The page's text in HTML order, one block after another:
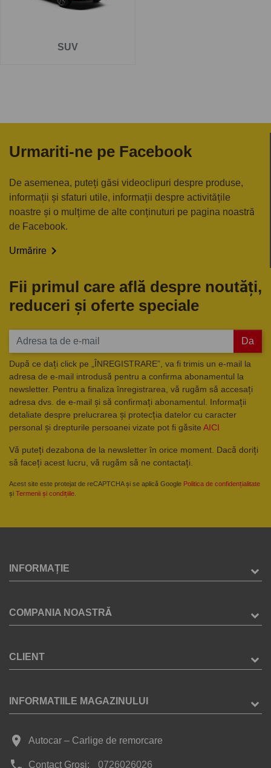
anticorozivă și sunt cu
alege instalația electrică în funcție de ceea ce ați dori să
SUV
Urmariti-ne pe Facebook
De asemenea, puteți găsi videoclipuri despre produse,
informații și sfaturi utile, informații despre activitățile
noastre și o mulțime de alte conținuturi pe pagina noastră
de Facebook.
Urmărire 
Fii primul care află despre noutăți,
reduceri și oferte speciale
Da
După ce dați click pe „ÎNREGISTRARE”, va fi trimis un e-mail la
adresa de e-mail introdusă pentru a confirma abonamentul la
newsletter. Pentru a finaliza înregistrarea, vă rugăm să accesați
adresa dvs. de e-mail și să confirmați abonamentul. Informații
detaliate despre prelucrarea și protecția datelor cu caracter
personal și drepturile persoanei vizate pot fi găsite AICI
Vă puteți dezabona de la newsletter în orice moment. Dacă doriți
să faceți acest lucru, vă rugăm să ne contactați.
Acest site este protejat de reCAPTCHA și se aplică Google Politica de confidențialitate
și Termenii și condițiile
INFORMAȚIE
COMPANIA NOASTRĂ
CLIENT
INFORMATIILE MAGAZINULUI
place Autocar – Carlige de remorcare
phone Contact Groși: 0726026026